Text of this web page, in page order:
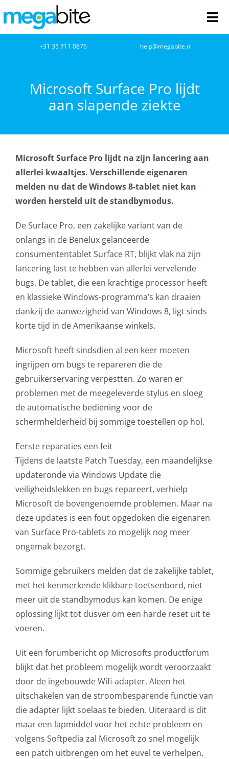
naar
inhoud
Netwerkbeheer
Cloud Computing
VOIP
AVG
Office365
Glasvezelverbindingen
Microsoft software licenties
SLA overeenkomsten
Remote Help
WordPress SLA Contract
Contact
+31 35 711 0876 help@megabite.nl
Microsoft Surface Pro lijdt
aan slapende ziekte
Microsoft Surface Pro lijdt na zijn lancering aan
allerlei kwaaltjes. Verschillende eigenaren
melden nu dat de Windows 8-tablet niet kan
worden hersteld uit de standbymodus.
De Surface Pro, een zakelijke variant van de
onlangs in de Benelux gelanceerde
consumententablet Surface RT, blijkt vlak na zijn
lancering last te hebben van allerlei vervelende
bugs. De tablet, die een krachtige processor heeft
en klassieke Windows-programma’s kan draaien
dankzij de aanwezigheid van Windows 8, ligt sinds
korte tijd in de Amerikaanse winkels.
Microsoft heeft sindsdien al een keer moeten
ingrijpen om bugs te repareren die de
gebruikerservaring verpestten. Zo waren er
problemen met de meegeleverde stylus en sloeg
de automatische bediening voor de
schermhelderheid bij sommige toestellen op hol.
Eerste reparaties een feit
Tijdens de laatste Patch Tuesday, een maandelijkse
updateronde via Windows Update die
veiligheidslekken en bugs repareert, verhielp
Microsoft de bovengenoemde problemen. Maar na
deze updates is een fout opgedoken die eigenaren
van Surface Pro-tablets zo mogelijk nog meer
ongemak bezorgt.
Sommige gebruikers melden dat de zakelijke tablet,
met het kenmerkende klikbare toetsenbord, niet
meer uit de standbymodus kan komen. De enige
oplossing lijkt tot dusver om een harde reset uit te
voeren.
Uit een forumbericht op Microsofts productforum
blijkt dat het probleem mogelijk wordt veroorzaakt
door de ingebouwde Wifi-adapter. Aleen het
uitschakelen van de stroombesparende functie van
die adapter lijkt soelaas te bieden. Uiteraard is dit
maar een lapmiddel voor het echte probleem en
volgens Softpedia zal Microsoft zo snel mogelijk
een patch uitbrengen om het euvel te verhelpen.